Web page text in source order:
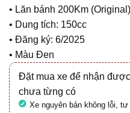
• Lăn bánh 200Km (Original)
• Dung tích: 150cc
• Đăng ký: 6/2025
• Màu Đen
Đặt mua xe để nhận
chưa từng có
Xe nguyên bản không lỗi,